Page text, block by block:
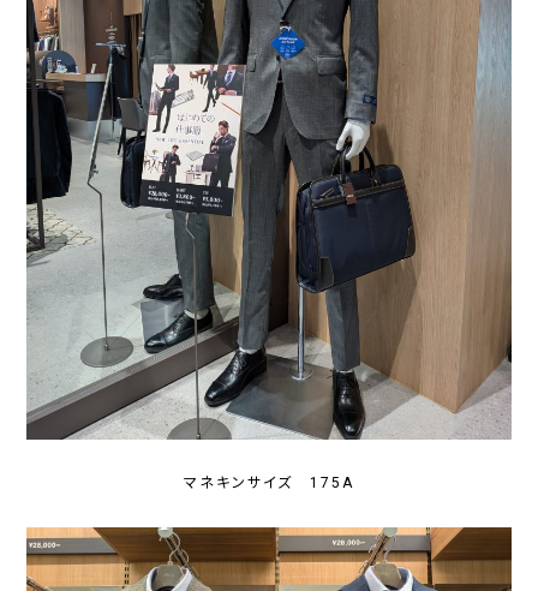
マネキンサイズ 175A